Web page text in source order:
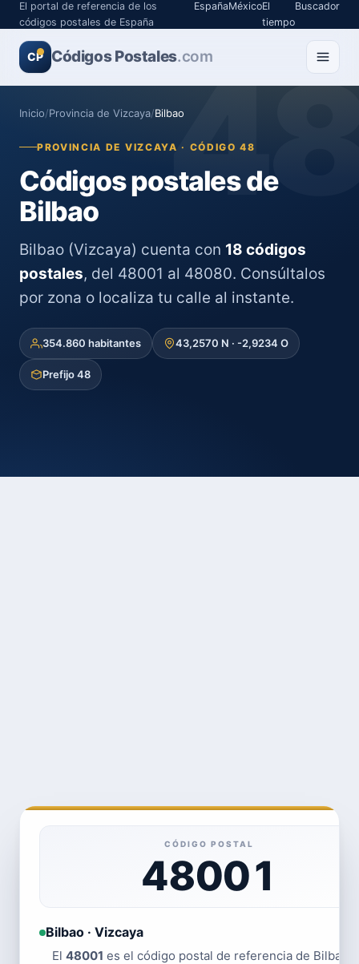
El portal de referencia de los
códigos postales de España
EspañaMéxicoEl
tiempo
Buscador
CP Códigos Postales.com
Inicio/Provincia de Vizcaya/Bilbao
PROVINCIA DE VIZCAYA · CÓDIGO 48
Códigos postales de
Bilbao
Bilbao (Vizcaya) cuenta con 18 códigos
postales, del 48001 al 48080. Consúltalos
por zona o localiza tu calle al instante.
354.860 habitantes 43,2570 N · -2,9234 O
Prefijo 48
CÓDIGO POSTAL
48001
Bilbao · Vizcaya
El 48001 es el código postal de referencia de Bilbao.